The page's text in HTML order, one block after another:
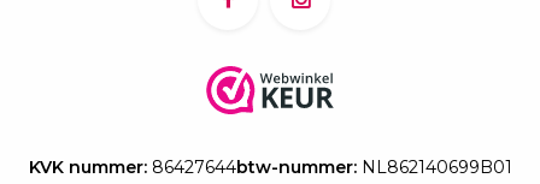
KVK nummer:86427644btw-nummer:NL862140699B01